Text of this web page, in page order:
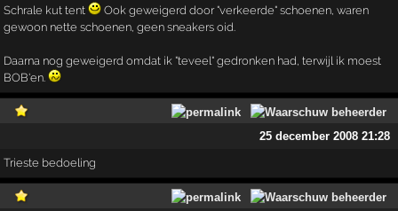
Schrale kut tent
Ook geweigerd door "verkeerde" schoenen, waren
gewoon nette schoenen, geen sneakers oid.
Daarna nog geweigerd omdat ik "teveel" gedronken had, terwijl ik moest
BOB'en.
25 december 2008 21:28
Trieste bedoeling